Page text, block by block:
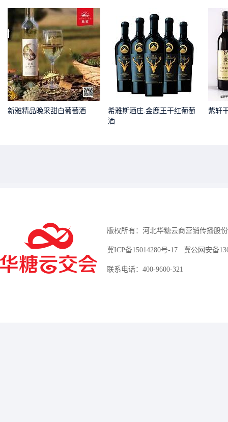
新雅精品晚采甜白葡萄酒
希雅斯酒庄.金鹿王干红葡萄
酒
紫轩
版权所有：河北华糖云商营销传播股
冀ICP备15014280号-17 冀公网安备
联系电话：400-9600-321